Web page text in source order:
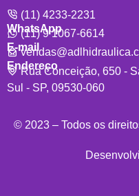
(11) 4233-2231
WhatsApp
(11) 9 1067-6614
E-mail
Endereço
Rua Conceição, 650 -
Sul - SP, 09530-060
© 2023 – Todos os